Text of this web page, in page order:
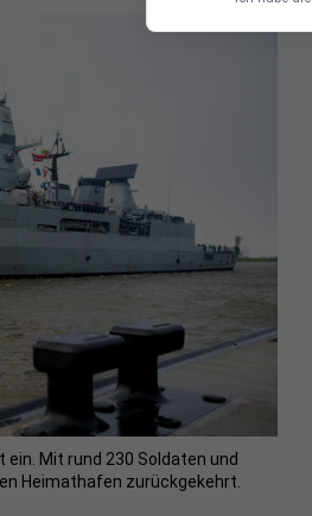
Mit rund 230 Soldaten und
Heimathafen zurückgekehrt.